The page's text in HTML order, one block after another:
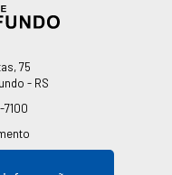
75
- RS
7100